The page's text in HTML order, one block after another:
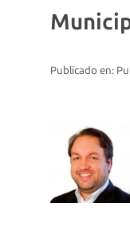
Publicado en: